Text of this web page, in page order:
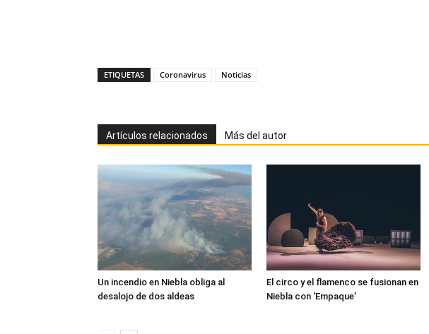
ETIQUETAS Coronavirus Noticias
Artículos relacionados Más del autor
Un incendio en Niebla obliga al
desalojo de dos aldeas
El circo y el flamenco se fusionan en
Niebla con ‘Empaque’